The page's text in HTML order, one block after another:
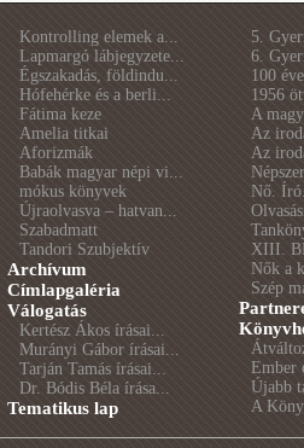
Kontrolling elemek a...
Lapmargó lábjegyzete...
Égszakadás, földindu...
Hófehérke és a berli...
Fátima keze
Amelia titkai
Aforizmák
Babák magyar népi vi...
mókus könyvek
Újraolvasva – hatvan...
Szabadmatt
Tandori Szubjektív
Archívum
Címlapgaléria
Válogatás
Kertész Ákos írásai...
Murányi Gábor írásai...
Tarján Tamás írásai...
Dr. Bódis Béla írása...
Tematikus lap
5.
6.
100
1956
A
Az
Az
Nő.
XIII.
Nők a
Szép
Ember
Újabb
A